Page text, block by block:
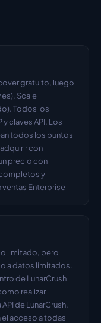
gratuito, luego
Scale
Todos los
claves API. Los
todos los puntos
con
precio con
y
Enterprise
limitado, pero
a datos limitados.
de LunarCrush
realizar
de LunarCrush.
el acceso a todas